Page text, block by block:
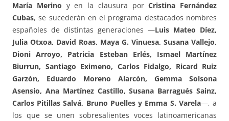
María Merino y en la clausura porCristina Fernández
Cubas, se sucederán en el programa destacados nombres
españoles de distintas generaciones —Luis Mateo Díez,
Julia Otxoa, David Roas, Maya G. Vinuesa, Susana Vallejo,
Dioni Arroyo, Patricia Esteban Erlés, Ismael Martínez
Biurrun, Santiago Eximeno, Carlos Fidalgo, Ricard Ruiz
Garzón, Eduardo Moreno Alarcón, Gemma Solsona
Asensio, Ana Martínez Castillo, Susana Barragués Sainz,
Carlos Pitillas Salvá, Bruno Puelles y Emma S. Varela—, a
los que se unen sobresalientes voces latinoamericanas